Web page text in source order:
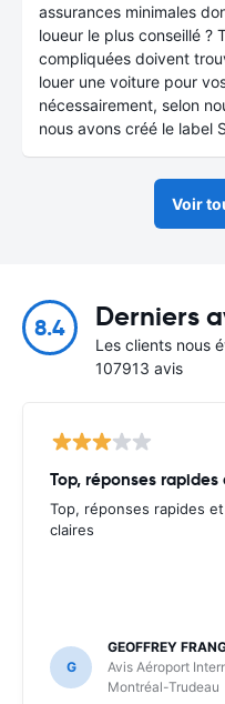
assurances minimales
loueur le plus conseillé ?
compliquées doivent
louer une voiture pour
nécessairement, selon
nous avons créé le label
Voir
8.4 Derniers
Les clients nous
107913 avis
Top, réponses rapides
claires
G
GEOFFREY
Avis Aéroport
Montréal-Trudeau